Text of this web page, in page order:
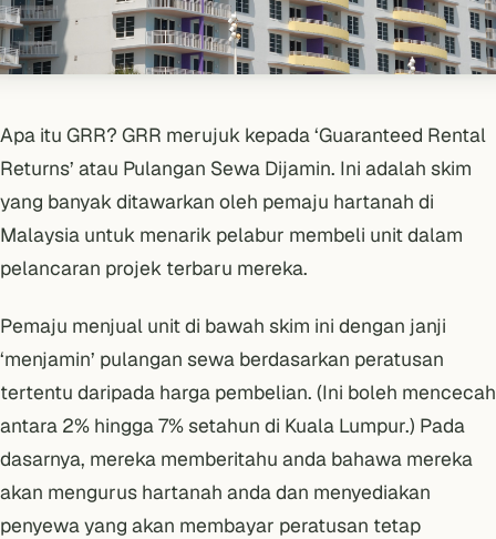
Apa itu GRR? GRR merujuk kepada ‘Guaranteed Rental
Returns’ atau Pulangan Sewa Dijamin. Ini adalah skim
yang banyak ditawarkan oleh pemaju hartanah di
Malaysia untuk menarik pelabur membeli unit dalam
pelancaran projek terbaru mereka.
Pemaju menjual unit di bawah skim ini dengan janji
‘menjamin’ pulangan sewa berdasarkan peratusan
tertentu daripada harga pembelian. (Ini boleh mencecah
antara 2% hingga 7% setahun di Kuala Lumpur.) Pada
dasarnya, mereka memberitahu anda bahawa mereka
akan mengurus hartanah anda dan menyediakan
penyewa yang akan membayar peratusan tetap